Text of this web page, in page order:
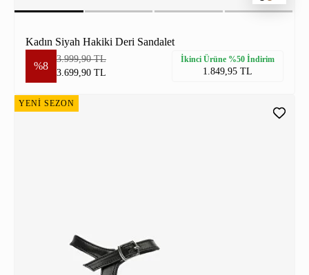
Kadın Siyah Hakiki Deri Sandalet
%8
3.999,90 TL
3.699,90 TL
İkinci Ürüne %50 İndirim
1.849,95 TL
YENİ SEZON